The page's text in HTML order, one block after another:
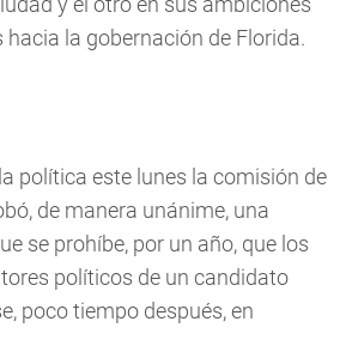
la gobernación de Florida.
política este lunes la comisión de
de manera unánime, una
se prohíbe, por un año, que los
políticos de un candidato
poco tiempo después, en